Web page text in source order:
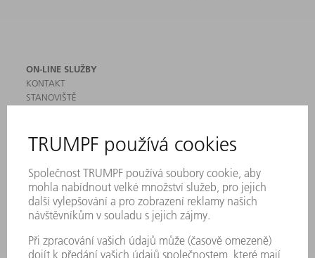
ON-LINE SLUŽBY
KONTAKT
STANOVIŠTĚ
MYTRUMPF
BEZPEČNOSTNÍ LISTY
PRODUKTY
STROJE & SYSTÉMY
LASER
VÝKONOVÁ ELEKTRONIKA
SMART FACTORY
SOFTWARE